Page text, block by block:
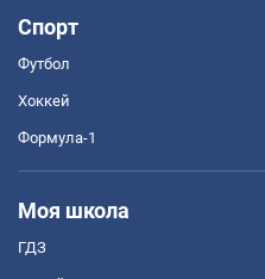
Спорт
Футбол
Хоккей
Формула-1
Моя школа
ГДЗ